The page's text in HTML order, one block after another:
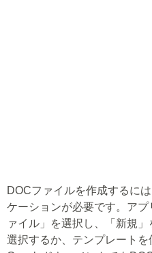
DOCファイルを作成するに
ケーションが必要です。ア
ァイル」を選択し、「新規
選択するか、テンプレートを